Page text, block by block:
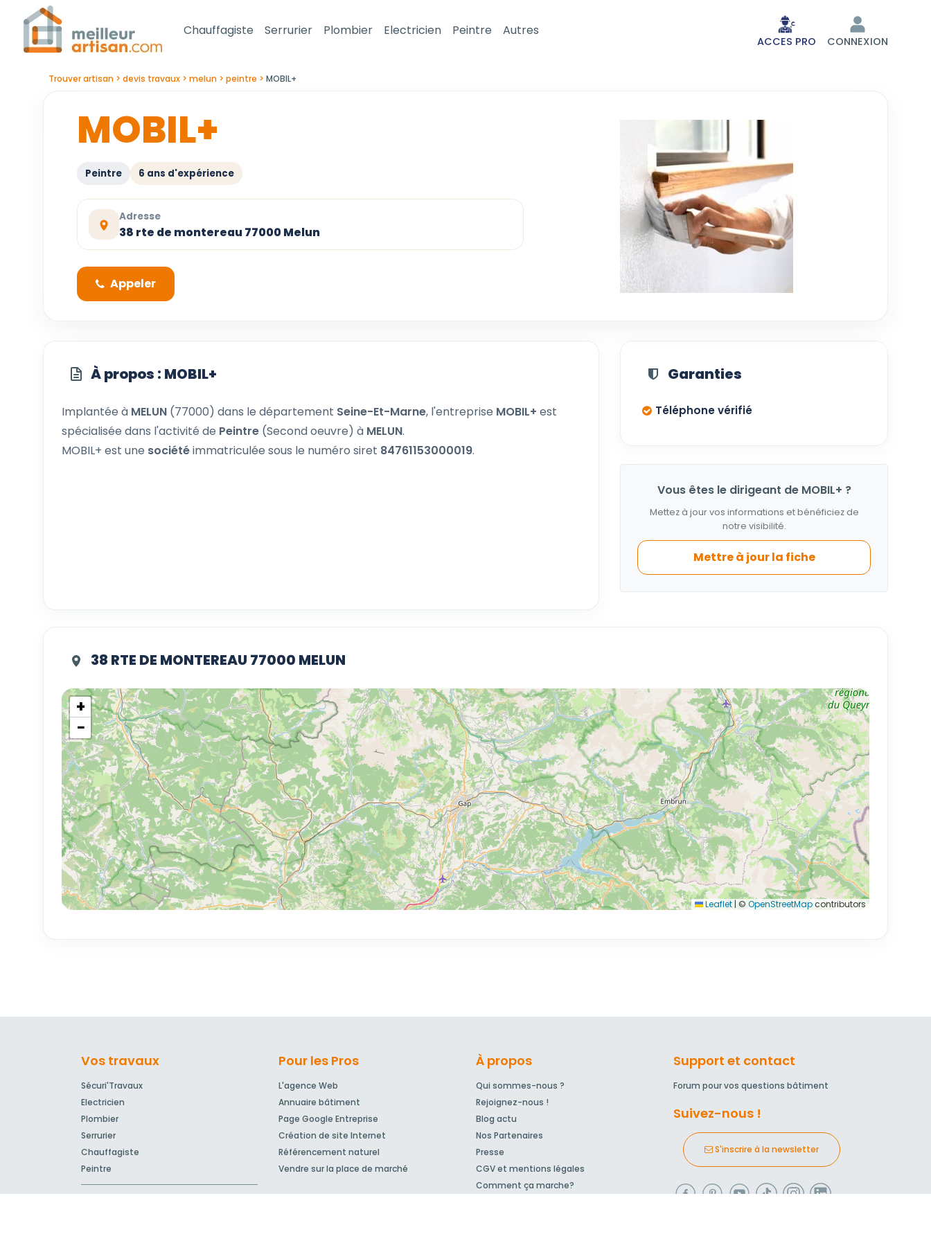
Chauffagiste Serrurier Plombier Electricien Peintre Autres
ACCES PRO CONNEXION
Trouver artisan devis travaux melun peintre MOBIL+
MOBIL+
Peintre 6 ans d'expérience
Adresse
38 rte de montereau 77000 Melun
Appeler
À propos : MOBIL+
Implantée à MELUN (77000) dans le département Seine-Et-Marne, l'entreprise MOBIL+ est
spécialisée dans l'activité de Peintre (Second oeuvre) à MELUN.
MOBIL+ est une sociétéimmatriculée sous le numéro siret 84761153000019.
Garanties
Téléphone vérifié
Vous êtes le dirigeant de MOBIL+ ?
Mettez à jour vos informations et bénéficiez de
notre visibilité.
Mettre à jour la fiche
38 RTE DE MONTEREAU 77000 MELUN
+
−
Leaflet | © OpenStreetMapcontributors
Vos travaux
Sécuri'Travaux
Electricien
Plombier
Serrurier
Chauffagiste
Peintre
Pour les Pros
L'agence Web
Annuaire bâtiment
Page Google Entreprise
Création de site Internet
Référencement naturel
Vendre sur la place de marché
À propos
Qui sommes-nous ?
Rejoignez-nous !
Blog actu
Nos Partenaires
Presse
CGV et mentions légales
Comment ça marche?
Support et contact
Forum pour vos questions bâtiment
Suivez-nous !
S'inscrire à la newsletter